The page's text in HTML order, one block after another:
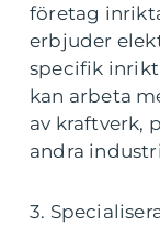
företag
erbjuder
specifik
kan arbeta
av kraftverk,
andra
3.